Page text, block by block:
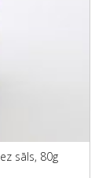
sāls, 80g